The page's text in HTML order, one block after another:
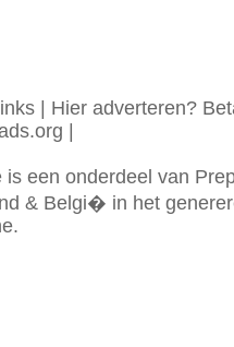
Hier adverteren?
is een onderdeel van
& Belgi� in het